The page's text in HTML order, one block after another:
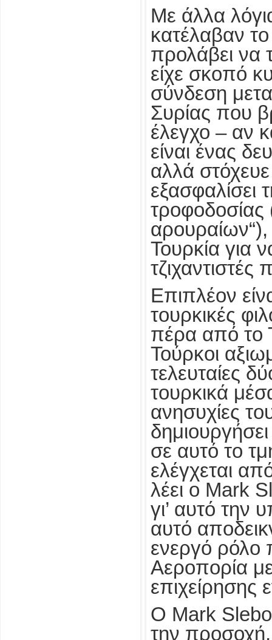
Με άλλα
κατέλαβαν
προλάβει να
είχε σκοπό
σύνδεση
Συρίας που
έλεγχο – αν
είναι ένας
αλλά
εξασφαλίσει
αρουραίων“),
Τουρκία για
τζιχαντιστές
Επιπλέον
τουρκικές
πέρα από το
Τούρκοι
τελευταίες
τουρκικά
ανησυχίες
σε αυτό το
ελέγχεται
λέει ο Mark
γι’ αυτό
αυτό
ενεργό ρόλο
Αεροπορία
επιχείρησης
O Mark
την προσοχή,